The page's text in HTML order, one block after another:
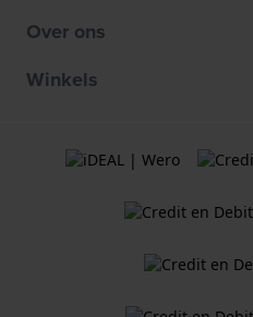
Over ons
Winkels